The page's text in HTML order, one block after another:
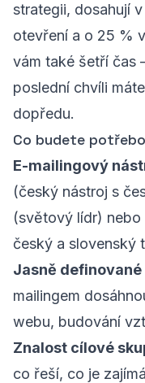
strategii, dosahují
otevření a o 25 %
vám také šetří čas
poslední chvíli
dopředu.
Co budete
E-mailingový
(český nástroj s
(světový lídr) nebo
český a slovenský
Jasně
mailingem
webu, budování
Znalost cílové
co řeší, co je zajímá